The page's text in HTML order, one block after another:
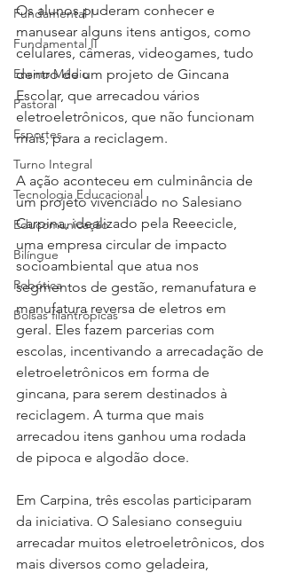
Fundamental I
Fundamental II
Ensino Médio
Pastoral
Esportes
Turno Integral
Tecnologia Educacional
Educomunicação
Bilíngue
Robótica
Bolsas filantrópicas
Os alunos puderam conhecer e
manusear alguns itens antigos, como
celulares, câmeras, videogames, tudo
dentro de um projeto de Gincana
Escolar, que arrecadou vários
eletroeletrônicos, que não funcionam
mais, para a reciclagem.
A ação aconteceu em culminância de
um projeto vivenciado no Salesiano
Carpina, idealizado pela Reeecicle,
uma empresa circular de impacto
socioambiental que atua nos
segmentos de gestão, remanufatura e
manufatura reversa de eletros em
geral. Eles fazem parcerias com
escolas, incentivando a arrecadação de
eletroeletrônicos em forma de
gincana, para serem destinados à
reciclagem. A turma que mais
arrecadou itens ganhou uma rodada
de pipoca e algodão doce.
Em Carpina, três escolas participaram
da iniciativa. O Salesiano conseguiu
arrecadar muitos eletroeletrônicos, dos
mais diversos como geladeira,